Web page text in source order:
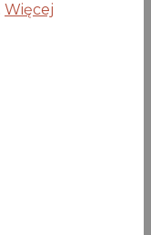
Więcej